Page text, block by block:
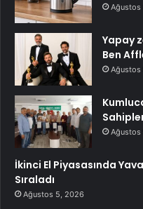
Ağustos
Yapay
Ben
Ağustos
Ağustos
İkinci El Piyasasında
Sıraladı
Ağustos 5, 2026